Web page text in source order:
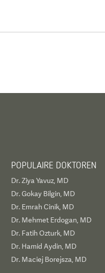
POPULAIRE DOKTOREN
Dr. Ziya Yavuz, MD
Dr. Gokay Bilgin, MD
Dr. Emrah Cinik, MD
Dr. Mehmet Erdogan, MD
Dr. Fatih Ozturk, MD
Dr. Hamid Aydin, MD
Dr. Maciej Borejsza, MD